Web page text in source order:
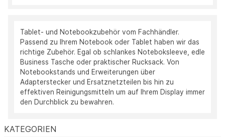
KATEGORIEN
Tablet- und Notebookzubehör vom Fachhändler.
Passend zu Ihrem Notebook oder Tablet haben wir das
richtige Zubehör. Egal ob schlankes Noteboksleeve, edle
Business Tasche oder praktischer Rucksack. Von
Notebookstands und Erweiterungen über
Adapterstecker und Ersatznetzteilen bis hin zu
effektiven Reinigungsmitteln um auf Ihrem Display immer
den Durchblick zu bewahren.